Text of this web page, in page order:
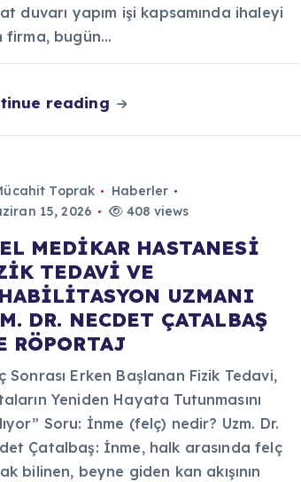
duvarı yapım işi kapsamında ihaleyi
firma, bugün…
reading
Toprak
Haberler
15, 2026
408 views
MEDİKAR HASTANESİ
TEDAVİ VE
UZMANI
DR. NECDET ÇATALBAŞ
RÖPORTAJ
Sonrası Erken Başlanan Fizik Tedavi,
Yeniden Hayata Tutunmasını
Soru: İnme (felç) nedir? Uzm. Dr.
Çatalbaş: İnme, halk arasında felç
bilinen, beyne giden kan akışının